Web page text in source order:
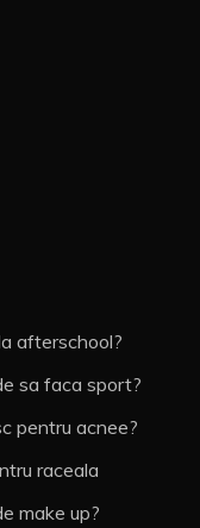
afterschool?
sa faca sport?
pentru acnee?
raceala
make up?